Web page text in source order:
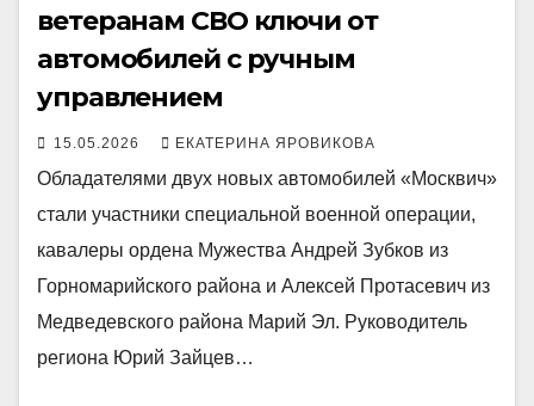
ветеранам СВО ключи от
автомобилей с ручным
управлением
15.05.2026 ЕКАТЕРИНА ЯРОВИКОВА
Обладателями двух новых автомобилей «Москвич»
стали участники специальной военной операции,
кавалеры ордена Мужества Андрей Зубков из
Горномарийского района и Алексей Протасевич из
Медведевского района Марий Эл. Руководитель
региона Юрий Зайцев…